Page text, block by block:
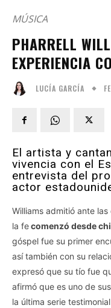
MÚSICA
PHARRELL
EXPERIENCIA
LUCÍA GARCÍA
El artista y
vivencia con el
entrevista del
actor
Williams admitió ante
la fecomenzó desde
góspel fue su primer
así también con su
expresó que su tío fue
afirmó que es uno de
la última serie